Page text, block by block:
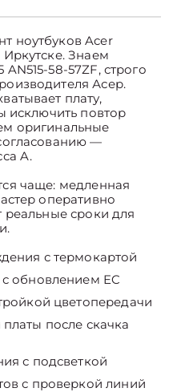
ноутбуков Acer
Знаем
58-57ZF, строго
Асер.
плату,
исключить повтор
оригинальные
—
A.
чаще: медленная
оперативно
реальные сроки для
с термокартой
обновлением EC
цветопередачи
после скачка
с подсветкой
с проверкой линий